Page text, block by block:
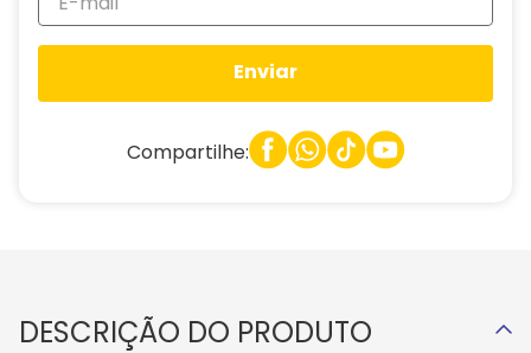
Enviar
Compartilhe:
DESCRIÇÃO DO PRODUTO